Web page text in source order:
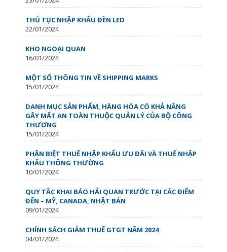
THỦ TỤC NHẬP KHẨU ĐÈN LED
22/01/2024
KHO NGOẠI QUAN
16/01/2024
MỘT SỐ THÔNG TIN VỀ SHIPPING MARKS
15/01/2024
DANH MỤC SẢN PHẨM, HÀNG HÓA CÓ KHẢ NĂNG
GÂY MẤT AN TOÀN THUỘC QUẢN LÝ CỦA BỘ CÔNG
THƯƠNG
15/01/2024
PHÂN BIỆT THUẾ NHẬP KHẨU ƯU ĐÃI VÀ THUẾ NHẬP
KHẨU THÔNG THƯỜNG
10/01/2024
QUY TẮC KHAI BÁO HẢI QUAN TRƯỚC TẠI CÁC ĐIỂM
ĐẾN – MỸ, CANADA, NHẬT BẢN
09/01/2024
CHÍNH SÁCH GIẢM THUẾ GTGT NĂM 2024
04/01/2024